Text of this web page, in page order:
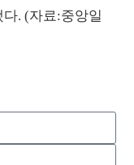
. (자료:중앙일